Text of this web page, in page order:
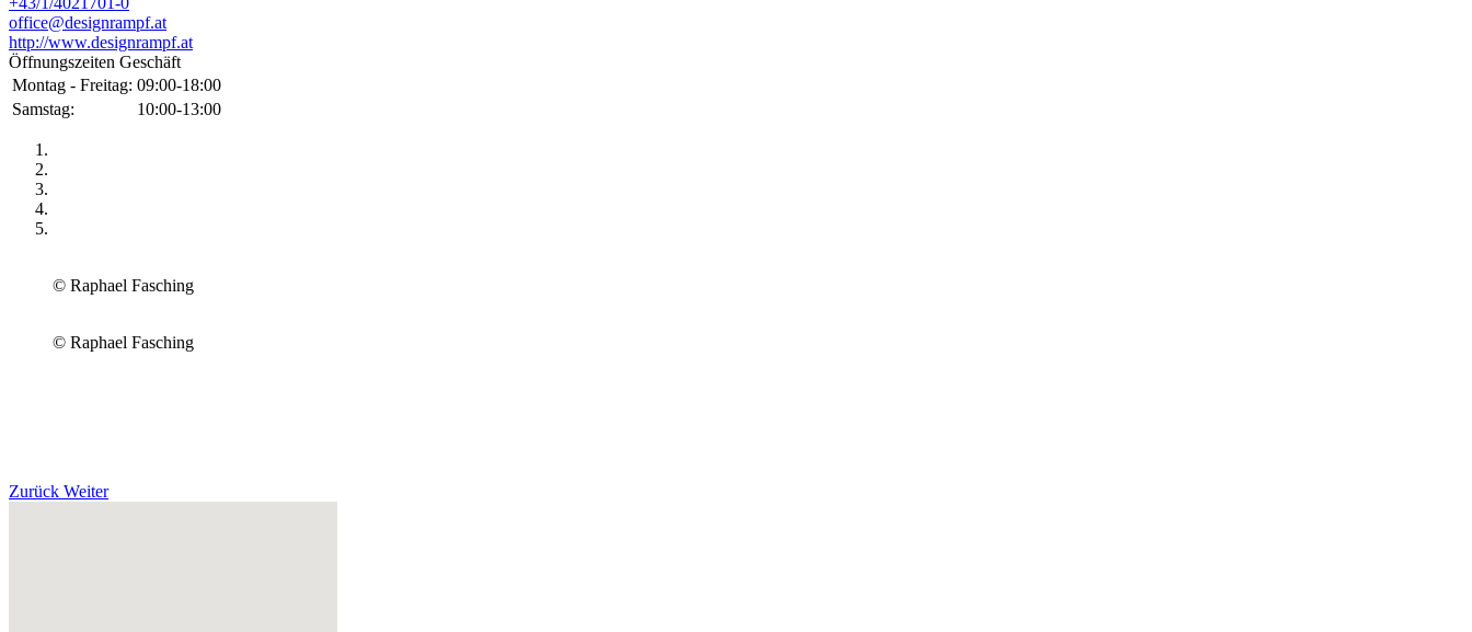
office@designrampf.at
http://www.designrampf.at
Öffnungszeiten Geschäft
Montag - Freitag: 09:00-18:00
Samstag:
10:00-13:00
© Raphael Fasching
© Raphael Fasching
Zurück Weiter